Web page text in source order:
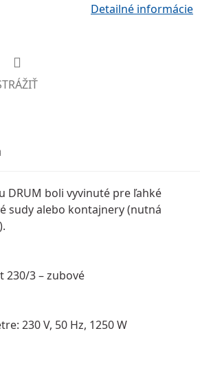
Detailné informácie
DRUM boli vyvinuté pre ľahké
sudy alebo kontajnery (nutná
230/3 – zubové
230 V, 50 Hz, 1250 W